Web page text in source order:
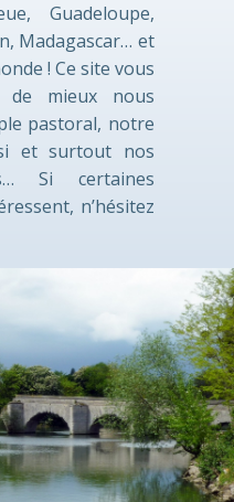
Guadeloupe,
Madagascar… et
! Ce site vous
de mieux nous
pastoral, notre
et surtout nos
Si certaines
n’hésitez